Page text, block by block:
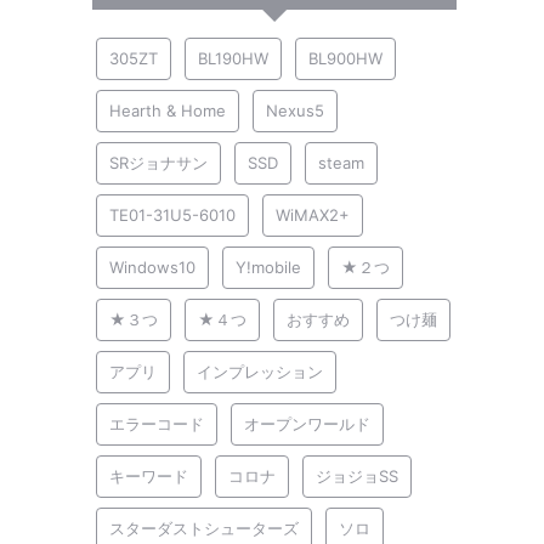
305ZT BL190HW BL900HW
Hearth & Home Nexus5
SRジョナサン SSD steam
TE01-31U5-6010 WiMAX2+
Windows10 Y!mobile ★２つ
★３つ ★４つ おすすめ つけ麺
アプリ インプレッション
エラーコード オープンワールド
キーワード コロナ ジョジョSS
スターダストシューターズ ソロ